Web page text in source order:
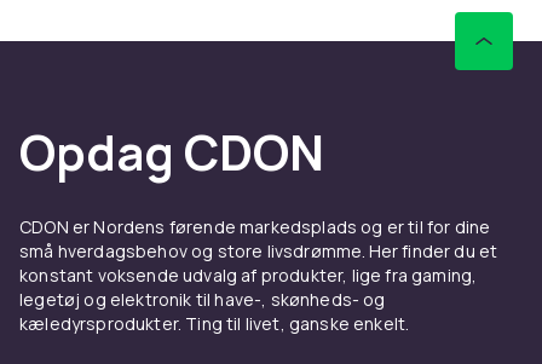
Opdag CDON
CDON er Nordens førende markedsplads og er til for dine
små hverdagsbehov og store livsdrømme. Her finder du et
konstant voksende udvalg af produkter, lige fra gaming,
legetøj og elektronik til have-, skønheds- og
kæledyrsprodukter. Ting til livet, ganske enkelt.